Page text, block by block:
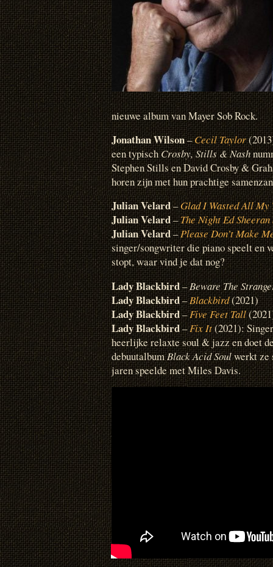
nieuwe album van Mayer Sob Rock.
Jonathan Wilson–Cecil Taylor
een typischCrosby, Stills & Nash
Stephen Stills en David Crosby &
horen zijn met hun prachtige
Julian Velard–Glad I Wasted All My
Julian Velard–The Night Ed
Julian Velard–Please Don’t Make
singer/songwriter die piano speelt en
stopt, waar vind je dat nog?
Lady Blackbird–Beware The
Lady Blackbird–Blackbird(2021)
Lady Blackbird–Five Feet Tall
Lady Blackbird–Fix It(2021):
heerlijke relaxte soul & jazz en doet
debuutalbumBlack Acid Soulwerkt ze
jaren speelde met Miles Davis.